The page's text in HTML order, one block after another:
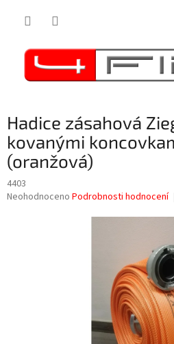
Hadice zásahová
kovanými
(oranžová)
4403
Průměrné
Neohodnoceno Podrobnosti hodnocení